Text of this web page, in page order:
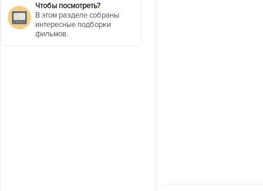
Чтобы посмотреть?
В этом разделе собраны
интересные подборки
фильмов.